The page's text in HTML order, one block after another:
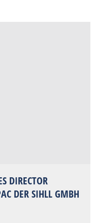
DIRECTOR
DER SIHLL GMBH